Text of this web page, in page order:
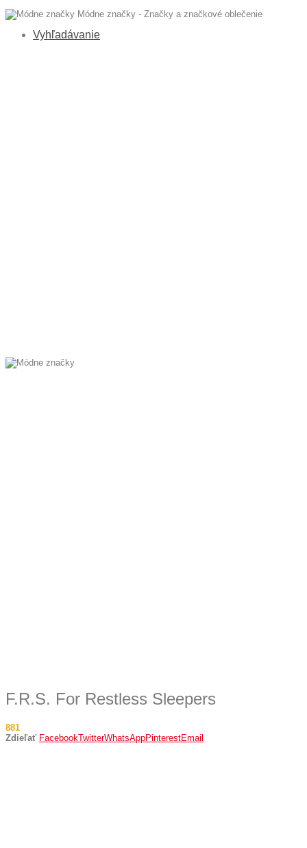
Módne značky - Značky a značkové oblečenie
Vyhľadávanie
F.R.S. For Restless Sleepers
881
Zdieľať FacebookTwitterWhatsAppPinterestEmail